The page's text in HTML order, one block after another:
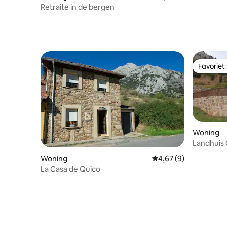
Retraite in de bergen
Woning Gemiddelde
4,67 (9)
La Casa de Quico
Woning
Landhuis